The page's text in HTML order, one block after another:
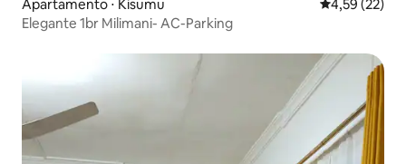
Apartamento ⋅ Kisumu 4,59 de uma
4,59 (22)
Elegante 1br Milimani- AC-Parking